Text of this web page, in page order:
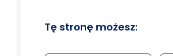
Tę stronę możesz: